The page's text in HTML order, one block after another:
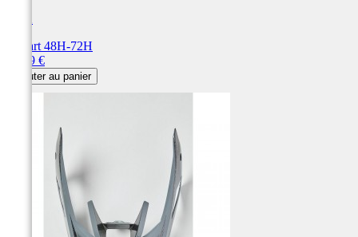
Départ 48H-72H
29,99 €
Ajouter au panier